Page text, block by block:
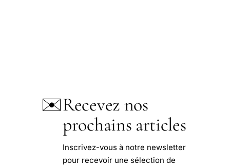
✉️Recevez nos
prochains articles
Inscrivez-vous à notre newsletter
pour recevoir une sélection de